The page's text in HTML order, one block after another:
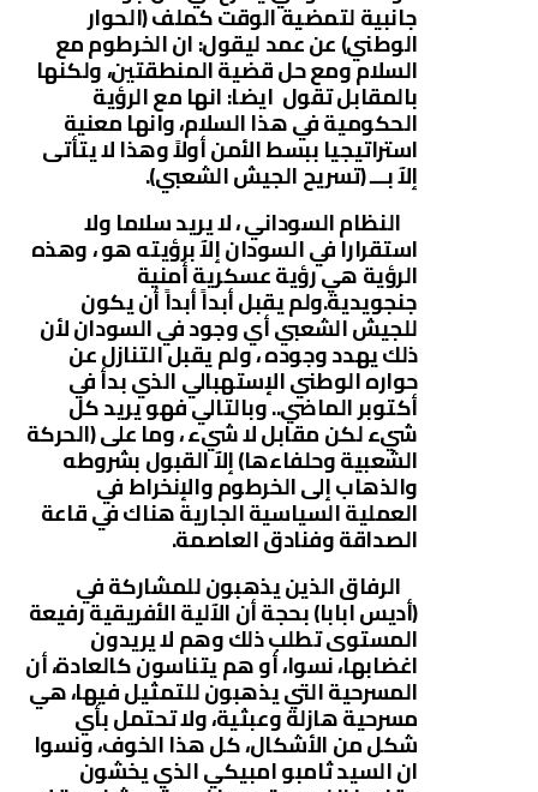
جانبية لتمضية الوقت كملف (الحوار
الوطني) عن عمد ليقول: ان الخرطوم مع
السلام ومع حل قضية المنطقتين، ولكنها
بالمقابل تقول ايضا: انها مع الرؤية
الحكومية في هذا السلام، وانها معنية
استراتيجيا ببسط الأمن أولاً وهذا لا يتأتى
إلآ بـــ (تسريح الجيش الشعبي).
النظام السوداني ، لا يريد سلاما ولا
استقرارا في السودان إلآ برؤيته هو ، وهذه
الرؤية هي رؤية عسكرية أمنية
جنجويدية.ولم يقبل أبداً أبداً أن يكون
للجيش الشعبي أي وجود في السودان لأن
ذلك يهدد وجوده ، ولم يقبل التنازل عن
حواره الوطني الإستهبالي الذي بدأ في
أكتوبر الماضي.. وبالتالي فهو يريد كل
شيء لكن مقابل لا شيء ، وما على (الحركة
الشعبية وحلفاءها) إلآ القبول بشروطه
والذهاب إلى الخرطوم والإنخراط في
العملية السياسية الجارية هناك في قاعة
الصداقة وفنادق العاصمة.
الرفاق الذين يذهبون للمشاركة في
(أديس ابابا) بحجة أن الآلية الأفريقية رفيعة
المستوى تطلب ذلك وهم لا يريدون
اغضابها، نسوا، أو هم يتناسون كالعادة، أن
المسرحية التي يذهبون للتمثيل فيها، هي
مسرحية هازلة وعبثية، ولا تحتمل بأي
شكل من الأشكال، كل هذا الخوف، ونسوا
ان السيد ثامبو امبيكي الذي يخشون